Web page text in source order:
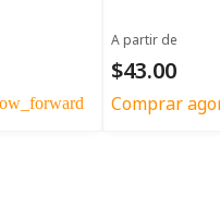
A partir de
$43.00
Comprar